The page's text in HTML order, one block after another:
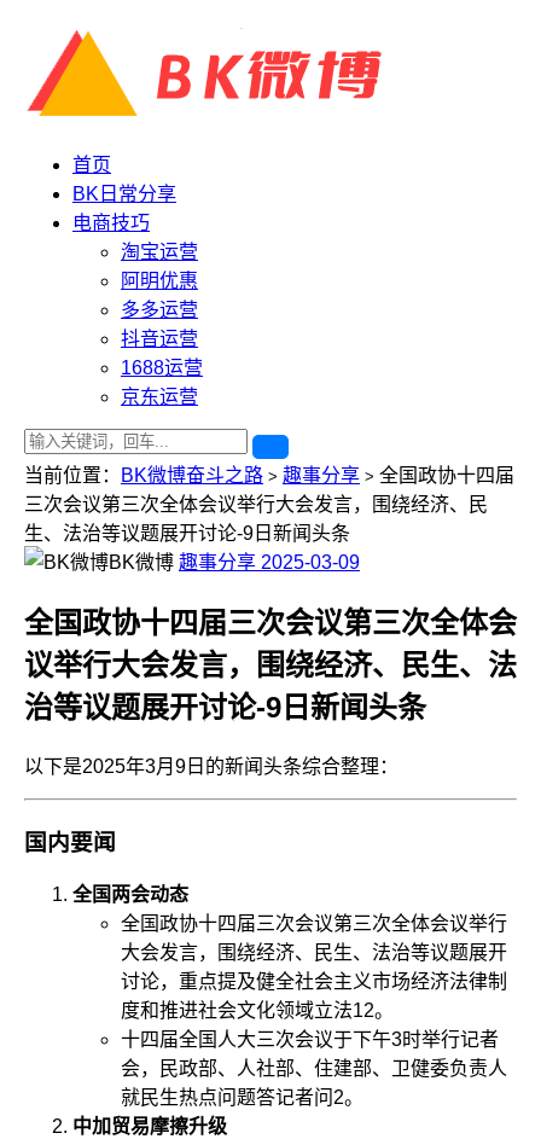
首页
BK日常分享
电商技巧
淘宝运营
阿明优惠
多多运营
抖音运营
1688运营
京东运营
当前位置： BK微博奋斗之路 > 趣事分享 > 全国政协十四届
三次会议第三次全体会议举行大会发言，围绕经济、民
生、法治等议题展开讨论-9日新闻头条
BK微博 趣事分享 2025-03-09
全国政协十四届三次会议第三次全体会
议举行大会发言，围绕经济、民生、法
治等议题展开讨论-9日新闻头条
以下是2025年3月9日的新闻头条综合整理：
国内要闻
全国两会动态
全国政协十四届三次会议第三次全体会议举行
大会发言，围绕经济、民生、法治等议题展开
讨论，重点提及健全社会主义市场经济法律制
度和推进社会文化领域立法12。
十四届全国人大三次会议于下午3时举行记者
会，民政部、人社部、住建部、卫健委负责人
就民生热点问题答记者问 2。
中加贸易摩擦升级